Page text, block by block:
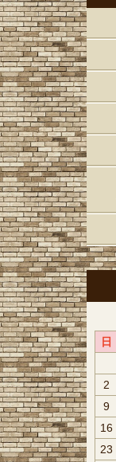
日
2
9
16
23